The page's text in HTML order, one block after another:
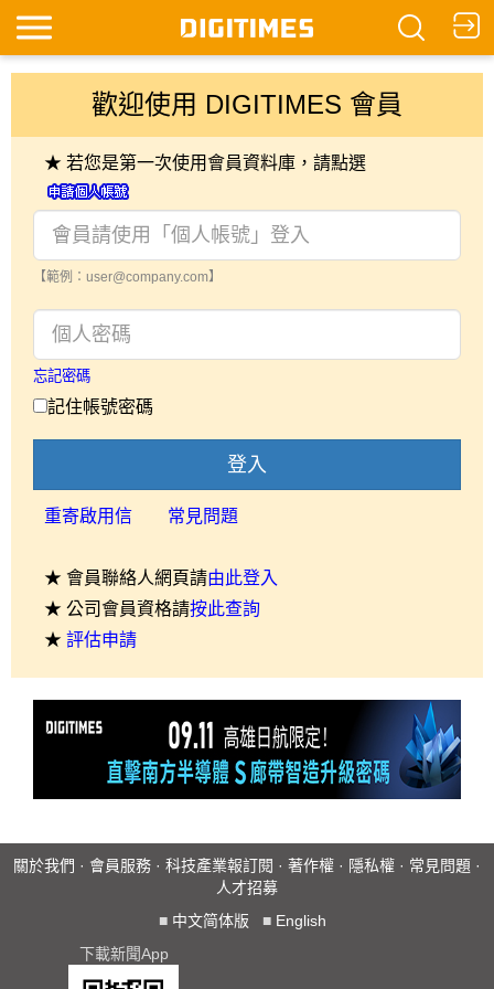
歡迎使用 DIGITIMES 會員
★ 若您是第一次使用會員資料庫，請點選
【範例：user@company.com】
忘記密碼
記住帳號密碼
登入
重寄啟用信 常見問題
★ 會員聯絡人網頁請由此登入
★ 公司會員資格請按此查詢
★ 評估申請
關於我們 · 會員服務 · 科技產業報訂閱 · 著作權 · 隱私權 · 常見問題 ·
人才招募
■ 中文简体版 ■ English
下載新聞App